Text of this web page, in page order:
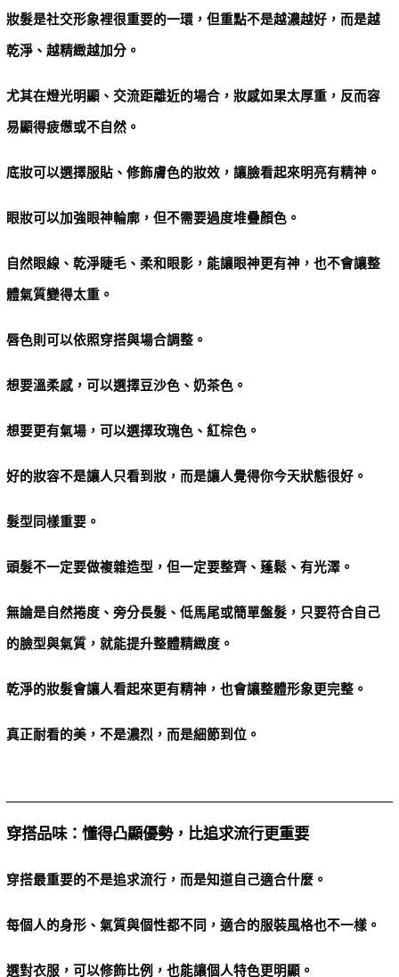
妝髮是社交形象裡很重要的一環，但重點不是越濃越好，而是越
乾淨、越精緻越加分。
尤其在燈光明顯、交流距離近的場合，妝感如果太厚重，反而容
易顯得疲憊或不自然。
底妝可以選擇服貼、修飾膚色的妝效，讓臉看起來明亮有精神。
眼妝可以加強眼神輪廓，但不需要過度堆疊顏色。
自然眼線、乾淨睫毛、柔和眼影，能讓眼神更有神，也不會讓整
體氣質變得太重。
唇色則可以依照穿搭與場合調整。
想要溫柔感，可以選擇豆沙色、奶茶色。
想要更有氣場，可以選擇玫瑰色、紅棕色。
好的妝容不是讓人只看到妝，而是讓人覺得你今天狀態很好。
髮型同樣重要。
頭髮不一定要做複雜造型，但一定要整齊、蓬鬆、有光澤。
無論是自然捲度、旁分長髮、低馬尾或簡單盤髮，只要符合自己
的臉型與氣質，就能提升整體精緻度。
乾淨的妝髮會讓人看起來更有精神，也會讓整體形象更完整。
真正耐看的美，不是濃烈，而是細節到位。
穿搭品味：懂得凸顯優勢，比追求流行更重要
穿搭最重要的不是追求流行，而是知道自己適合什麼。
每個人的身形、氣質與個性都不同，適合的服裝風格也不一樣。
選對衣服，可以修飾比例，也能讓個人特色更明顯。